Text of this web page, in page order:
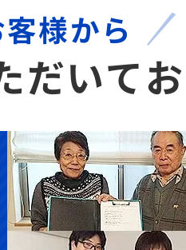
様から
だいて